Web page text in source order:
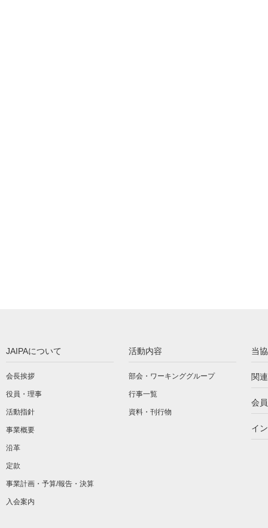
JAIPAについて
会長挨拶
役員・理事
活動指針
事業概要
沿革
定款
事業計画・予算/報告・決算
入会案内
活動内容
部会・ワーキンググループ
行事一覧
資料・刊行物
当
関
会
イ